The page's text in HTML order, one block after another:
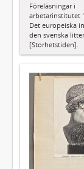
Föreläsningar i
arbetarinstitutet
Det europeiska
den svenska
[Storhetstiden].